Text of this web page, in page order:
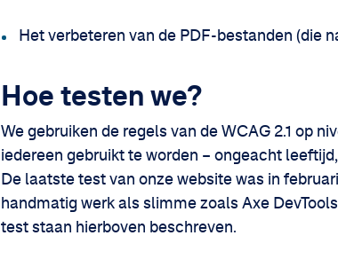
Het verbeteren van de PDF-bestanden (die
Hoe testen we?
We gebruiken de regels van de WCAG 2.1 op
iedereen gebruikt te worden – ongeacht
De laatste test van onze website was in
handmatig werk als slimme zoals Axe
test staan hierboven beschreven.